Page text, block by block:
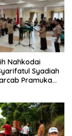
Nahkodai
Syadiah
Pramuka